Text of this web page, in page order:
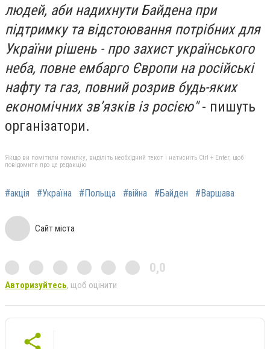
людей, аби надихнути Байдена при
підтримку та відстоювання потрібних для
України рішень - про захист українського
неба, повне ембарго Європи на російські
нафту та газ, повний розрив будь-яких
економічних зв’язків із росією"- пишуть
організатори.
Якщо ви помітили помилку, виділіть необхідний текст і натисніть Ctrl + Enter, щоб
повідомити про це редакцію
#акція #Україна #Польща #війна #Байден #Варшава
Сайт міста
0,0
Авторизуйтесь, щоб оцінити